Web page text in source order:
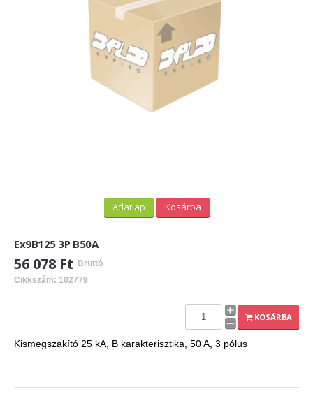
Adatlap Kosárba
Ex9B125 3P B50A
56 078 Ft Bruttó
Cikkszám: 102779
KOSÁRBA
Kismegszakító 25 kA, B karakterisztika, 50 A, 3 pólus